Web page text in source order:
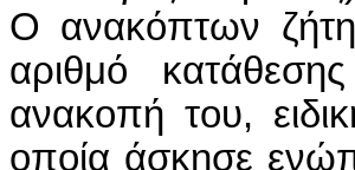
Ο ανακόπτων
αριθμό
ανακοπή του,
οποία άσκησε